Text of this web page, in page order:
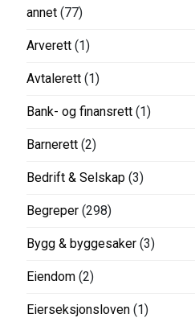
annet (77)
Arverett (1)
Avtalerett (1)
Bank- og finansrett (1)
Barnerett (2)
Bedrift & Selskap (3)
Begreper (298)
Bygg & byggesaker (3)
Eiendom (2)
Eierseksjonsloven (1)